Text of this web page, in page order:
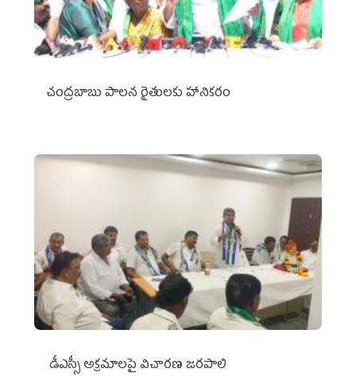
చంద్రబాబు పాలన రైతులకు హానికరం
డీఎస్సీ అక్రమాలపై విచారణ జరపాలి